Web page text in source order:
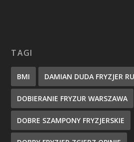
TAGI
BMI DAMIAN DUDA FRYZJER
DOBIERANIE FRYZUR WARSZAWA
DOBRE SZAMPONY FRYZJERSKIE